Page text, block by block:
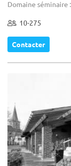
Domaine séminaire
10-275
Contacter